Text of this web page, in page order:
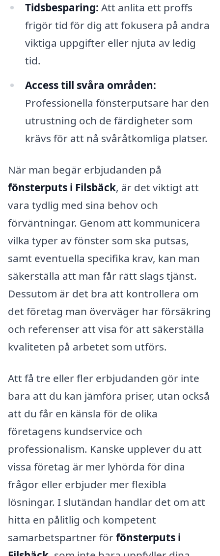
Tidsbesparing: Att anlita ett proffs
frigör tid för dig att fokusera på andra
viktiga uppgifter eller njuta av ledig
tid.
Access till svåra områden:
Professionella fönsterputsare har den
utrustning och de färdigheter som
krävs för att nå svåråtkomliga platser.
När man begär erbjudanden på
fönsterputs i Filsbäck, är det viktigt att
vara tydlig med sina behov och
förväntningar. Genom att kommunicera
vilka typer av fönster som ska putsas,
samt eventuella specifika krav, kan man
säkerställa att man får rätt slags tjänst.
Dessutom är det bra att kontrollera om
det företag man överväger har försäkring
och referenser att visa för att säkerställa
kvaliteten på arbetet som utförs.
Att få tre eller fler erbjudanden gör inte
bara att du kan jämföra priser, utan också
att du får en känsla för de olika
företagens kundservice och
professionalism. Kanske upplever du att
vissa företag är mer lyhörda för dina
frågor eller erbjuder mer flexibla
lösningar. I slutändan handlar det om att
hitta en pålitlig och kompetent
samarbetspartner förfönsterputs i